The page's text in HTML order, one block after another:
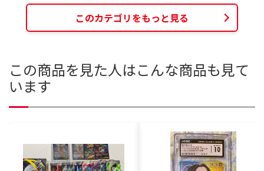
このカテゴリをもっと見る
この商品を見た人はこんな商品も見て
います